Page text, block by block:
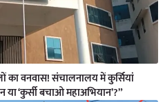
का वनवास! संचालनालय में कुर्सियां
‘कुर्सी बचाओ महाअभियान’?”